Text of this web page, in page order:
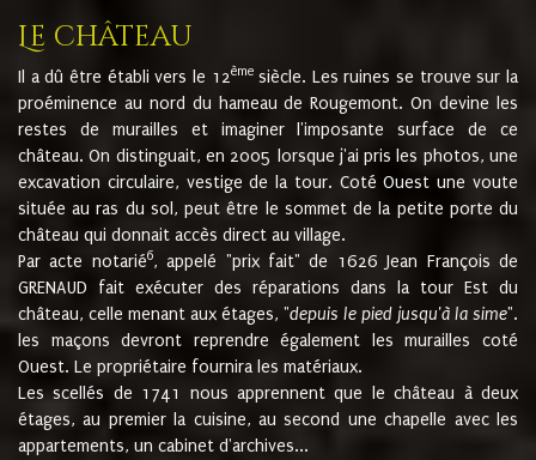
Le château
Il a dû être établi vers le 12èmesiècle. Les ruines se trouve sur la
proéminence au nord du hameau de Rougemont. On devine les
restes de murailles et imaginer l'imposante surface de ce
château. On distinguait, en 2005 lorsque j'ai pris les photos, une
excavation circulaire, vestige de la tour. Coté Ouest une voute
située au ras du sol, peut être le sommet de la petite porte du
château qui donnait accès direct au village.
Par acte notarié6, appelé "prix fait" de 1626 Jean François de
GRENAUD fait exécuter des réparations dans la tour Est du
château, celle menant aux étages, "depuis le pied jusqu'à la sime".
les maçons devront reprendre également les murailles coté
Ouest. Le propriétaire fournira les matériaux.
Les scellés de 1741 nous apprennent que le château à deux
étages, au premier la cuisine, au second une chapelle avec les
appartements, un cabinet d'archives...